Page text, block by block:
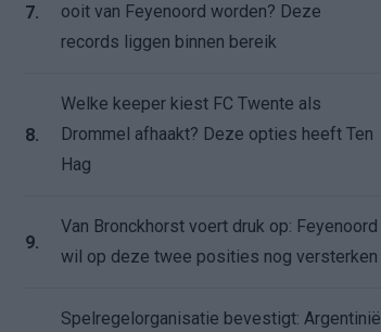
7.
ooit van Feyenoord worden? Deze
records liggen binnen bereik
8.
Welke keeper kiest FC Twente als
Drommel afhaakt? Deze opties heeft Ten
Hag
9.
Van Bronckhorst voert druk op: Feyenoord
wil op deze twee posities nog versterken
Spelregelorganisatie bevestigt: Argentinië